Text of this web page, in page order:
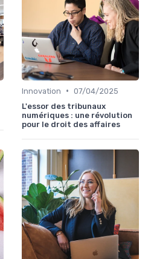
Innovation • 07/04/2025
L'essor des tribunaux
numériques : une révolution
pour le droit des affaires